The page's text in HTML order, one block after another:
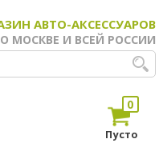
АВТО-АКСЕССУАРОВ
МОСКВЕ И ВСЕЙ РОССИИ
0
Пусто